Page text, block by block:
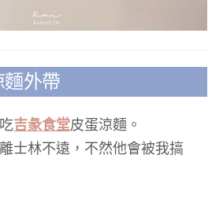
麵外帶
吉彖食堂皮蛋涼麵。
士林不遠，不然他會被我搞